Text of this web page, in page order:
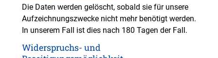
Die Daten werden gelöscht, sobald sie für unsere
Aufzeichnungszwecke nicht mehr benötigt werden.
In unserem Fall ist dies nach 180 Tagen der Fall.
Widerspruchs- und